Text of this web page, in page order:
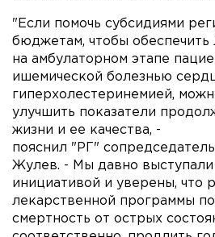
"Если помочь субсидиями
бюджетам, чтобы
на амбулаторном этапе
ишемической болезнью
гиперхолестеринемией,
улучшить показатели
жизни и ее качества, -
пояснил "РГ"
Жулев. - Мы давно выступали
инициативой и уверены, что
лекарственной программы
смертность от острых